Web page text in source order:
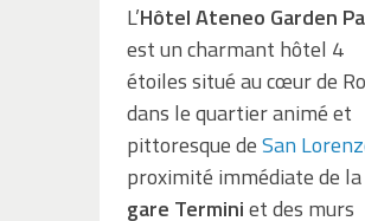
L’Hôtel Ateneo Garden
est un charmant hôtel 4
étoiles situé au cœur de
dans le quartier animé et
pittoresque deSan
proximité immédiate de la
gare Terminiet des murs